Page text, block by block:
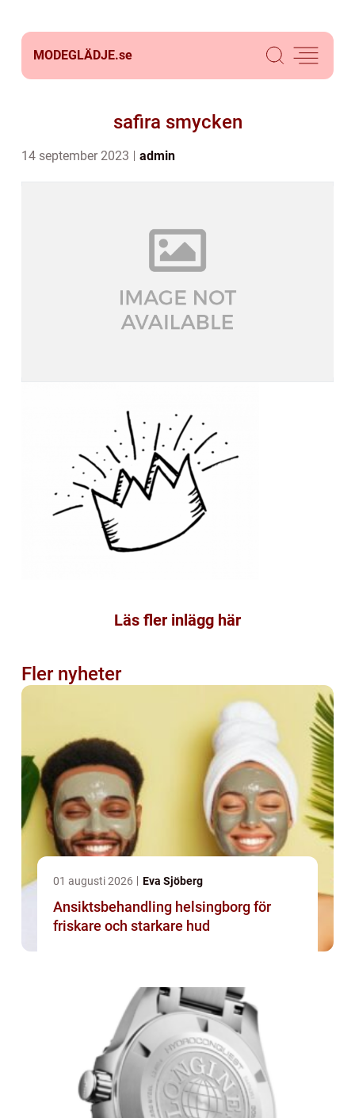
MODEGLÄDJE.se
safira smycken
14 september 2023 admin
Läs fler inlägg här
Fler nyheter
01 augusti 2026 Eva Sjöberg
Ansiktsbehandling helsingborg för
friskare och starkare hud